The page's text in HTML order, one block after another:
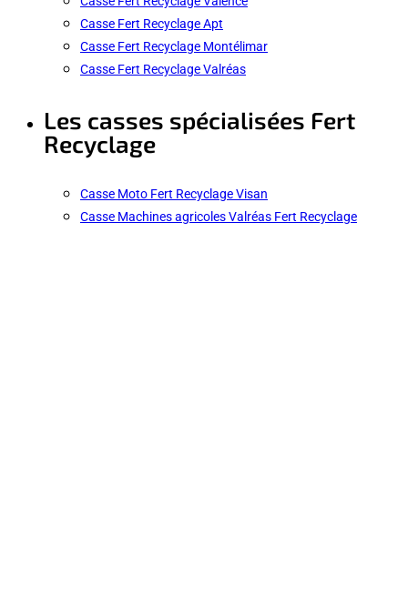
Casse Fert Recyclage Apt
Casse Fert Recyclage Montélimar
Casse Fert Recyclage Valréas
Les casses spécialisées Fert
Recyclage
Casse Moto Fert Recyclage Visan
Casse Machines agricoles Valréas Fert Recyclage